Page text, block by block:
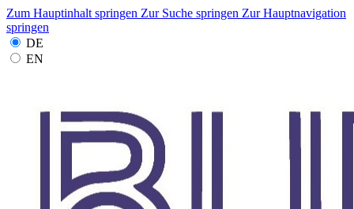
Zum Hauptinhalt springen Zur Suche springen Zur Hauptnavigation
springen
DE
EN